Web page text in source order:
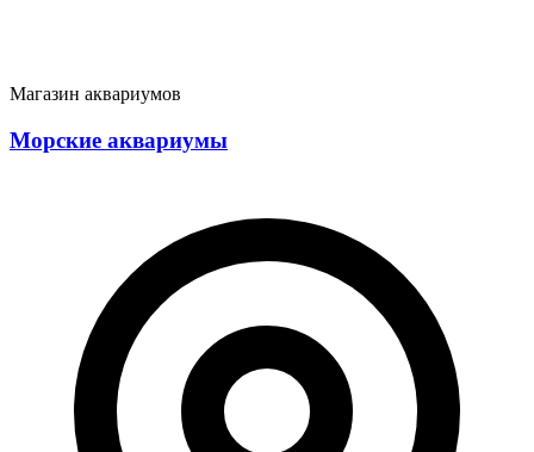
Магазин аквариумов
Морские аквариумы